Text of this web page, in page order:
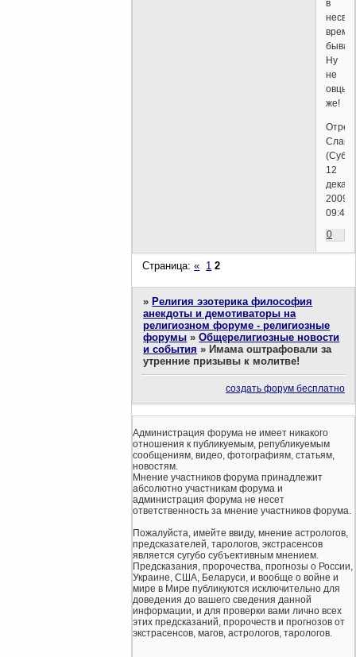
в
Ну
не
овцы
же!
Слава
12
2009г.
09:48)
0
Страница:« 1 2
» Религия эзотерика философия
анекдоты и демотиваторы на
религиозном форуме - религиозные
форумы »Общерелигиозные новости
и события » Имама оштрафовали за
утренние призывы к молитве!
создать форум бесплатно
Администрация форума не имеет никакого
отношения к публикуемым, републикуемым
сообщениям, видео, фотографиям, статьям,
новостям.
Мнение участников форума принадлежит
абсолютно участникам форума и
администрация форума не несет
ответственность за мнение участников форума.
Пожалуйста, имейте ввиду, мнение астрологов,
предсказателей, тарологов, экстрасенсов
является сугубо субъективным мнением.
Предсказания, пророчества, прогнозы о России,
Украине, США, Беларуси, и вообще о войне и
мире в Мире публикуются исключительно для
доведения до вашего сведения данной
информации, и для проверки вами лично всех
этих предсказаний, пророчеств и прогнозов от
экстрасенсов, магов, астрологов, тарологов.